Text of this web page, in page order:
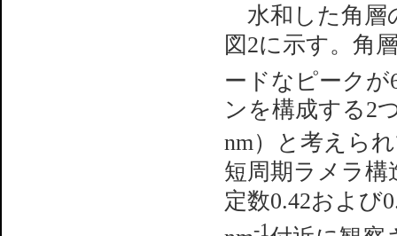
水和した角層
図2に示す。角
ードなピークが
ンを構成する2
nm）と考えら
短周期ラメラ構
定数0.42および
-1